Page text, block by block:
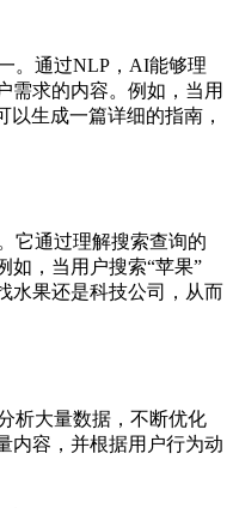
。通过NLP，AI能够理
需求的内容。例如，当用
以生成一篇详细的指南，
它通过理解搜索查询的
如，当用户搜索“苹果”
水果还是科技公司，从而
析大量数据，不断优化
内容，并根据用户行为动